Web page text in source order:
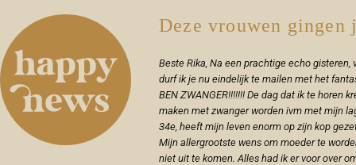
Deze vrouwen gingen
Beste Rika, Na een prachtige echo gisteren,
durf ik je nu eindelijk te mailen met het
BEN ZWANGER!!!!!!! De dag dat ik te horen
maken met zwanger worden ivm met mijn
34e, heeft mijn leven enorm op zijn kop
Mijn allergrootste wens om moeder te
niet uit te komen. Alles had ik er voor over